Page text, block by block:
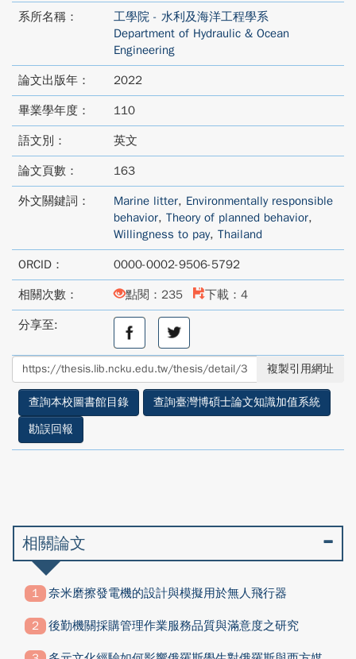
系所名稱：
工學院 - 水利及海洋工程學系
Department of Hydraulic & Ocean
Engineering
論文出版年： 2022
畢業學年度： 110
語文別： 英文
論文頁數： 163
外文關鍵詞： Marine litter, Environmentally responsible
behavior, Theory of planned behavior,
Willingness to pay, Thailand
ORCID： 0000-0002-9506-5792
相關次數： 點閱：235 下載：4
分享至:
分
至
facebook
分
享
至
twitter
複製引用網址
查詢本校圖書館目錄
查詢臺灣博碩士論文知識加值系統
勘誤回報
相關論文
奈米磨擦發電機的設計與模擬用於無人飛行器
後勤機關採購管理作業服務品質與滿意度之研究